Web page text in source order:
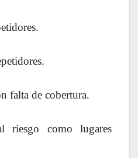
falta de cobertura.
riesgo como lugares